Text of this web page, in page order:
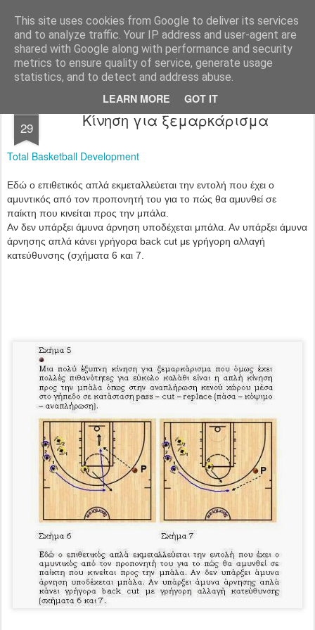
This site uses cookies from Google to deliver its services
and to analyze traffic. Your IP address and user-agent are
shared with Google along with performance and security
metrics to ensure quality of service, generate usage
statistics, and to detect and address abuse.
LEARN MORE GOT IT
All About Basketball Coaching Πάθος ,ομαδικότητα , μαχητικότητα , αντίληψη... με μια λέξη MΠΑΣΚΕΤ... .!!! Αγάπη μεγάλη που κρύβει πολλά μυστικά ...
29 Κίνηση για ξεμαρκάρισμα
Total Basketball Development
Εδώ ο επιθετικός απλά εκμεταλλεύεται την εντολή που έχει ο
αμυντικός από τον προπονητή του για το πώς θα αμυνθεί σε
παίκτη που κινείται προς την μπάλα.
Αν δεν υπάρξει άμυνα άρνηση υποδέχεται μπάλα. Αν υπάρξει άμυνα
άρνησης απλά κάνει γρήγορα back cut με γρήγορη αλλαγή
κατεύθυνσης (σχήματα 6 και 7.